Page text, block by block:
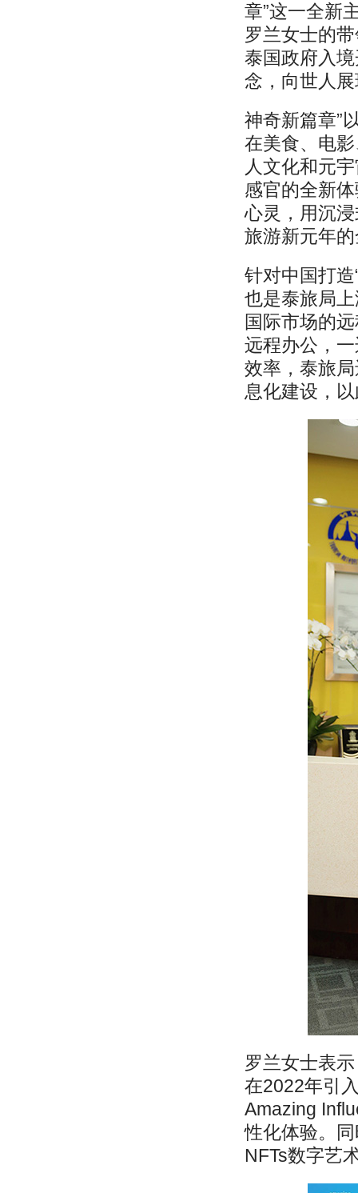
章”这一全新
罗兰女士的
泰国政府入
念，向世人
神奇新篇章”
在美食、电
人文化和元
感官的全新
心灵，用沉
旅游新元年
针对中国打
也是泰旅局
国际市场的
远程办公，
效率，泰旅
息化建设，
罗兰女士表
在2022年引
Amazing
性化体验。
NFTs数字艺